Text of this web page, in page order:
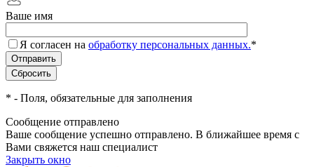
Ваше имя
Я согласен на обработку персональных данных.*
* - Поля, обязательные для заполнения
Сообщение отправлено
Ваше сообщение успешно отправлено. В ближайшее время с
Вами свяжется наш специалист
Закрыть окно